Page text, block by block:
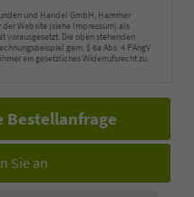
und Handel GmbH, Hammer
Website (siehe Impressum) als
vorausgesetzt. Die oben stehenden
gem. § 6a Abs. 4 PAngV
ein gesetzliches Widerrufsrecht zu.
Sie an